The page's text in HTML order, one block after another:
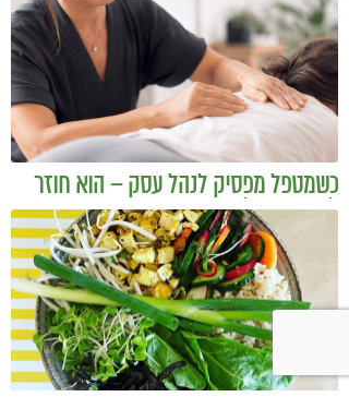
כשמטפל מפסיק לנהל עסק – הוא חוזר
להיות מטפל